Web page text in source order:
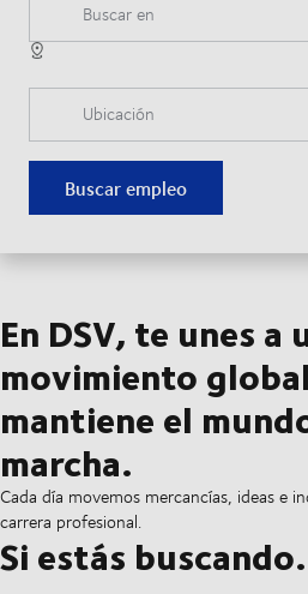
Buscar en
Ubicación
Buscar empleo
En DSV, te unes a
movimiento
mantiene el
marcha.
Cada día movemos mercancías, ideas e
carrera profesional.
Si estás